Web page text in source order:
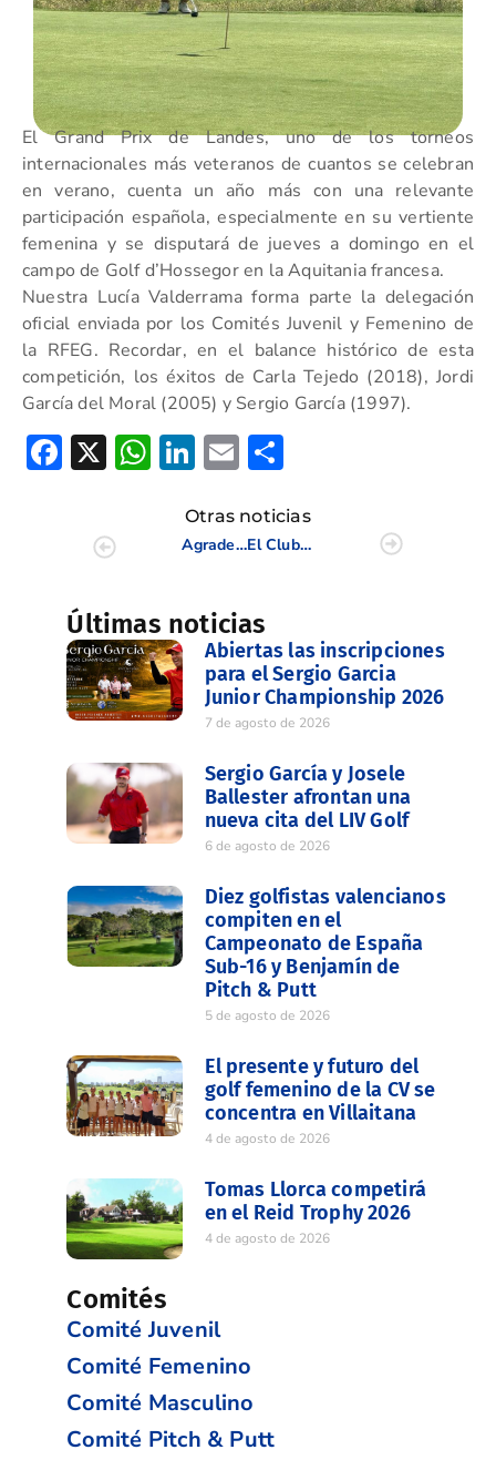
El Grand Prix de Landes, uno de los torneos
internacionales más veteranos de cuantos se celebran
en verano, cuenta un año más con una relevante
participación española, especialmente en su vertiente
femenina y se disputará de jueves a domingo en el
campo de Golf d’Hossegor en la Aquitania francesa.
Nuestra Lucía Valderrama forma parte la delegación
oficial enviada por los Comités Juvenil y Femenino de
la RFEG. Recordar, en el balance histórico de esta
competición, los éxitos de Carla Tejedo (2018), Jordi
García del Moral (2005) y Sergio García (1997).
Facebook
X WhatsApp
LinkedIn
Email
Otras noticias
Agradecimiento del Club de Golf Holywood
El Club de Golf Escorpión acoge el Campeonato Interclubes Masculino 2025
Últimas noticias
Abiertas las inscripciones
para el Sergio Garcia
Junior Championship 2026
7 de agosto de 2026
Sergio García y Josele
Ballester afrontan una
nueva cita del LIV Golf
6 de agosto de 2026
Diez golfistas valencianos
compiten en el
Campeonato de España
Sub-16 y Benjamín de
Pitch & Putt
5 de agosto de 2026
El presente y futuro del
golf femenino de la CV se
concentra en Villaitana
4 de agosto de 2026
Tomas Llorca competirá
en el Reid Trophy 2026
4 de agosto de 2026
Comités
Comité Juvenil
Comité Femenino
Comité Masculino
Comité Pitch & Putt